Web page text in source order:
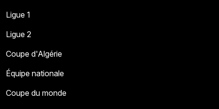
Ligue 1
Ligue 2
Coupe d'Algérie
Équipe nationale
Coupe du monde